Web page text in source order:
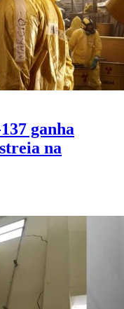
ganha
na